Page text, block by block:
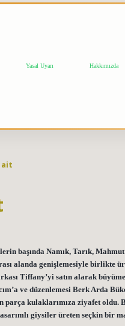
Yasal Uyarı Hakkımızda
ait
başında Namık, Tarık,
alanda genişlemesiyle birlikte
Tiffany’yi satın alarak
ve düzenlemesi Berk Arda
parça kulaklarımıza ziyafet
giysiler üreten seçkin bir